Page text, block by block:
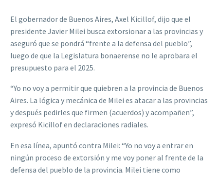
El gobernador de Buenos Aires, Axel Kicillof, dijo que el
presidente Javier Milei busca extorsionar a las provincias y
aseguró que se pondrá “frente a la defensa del pueblo”,
luego de que la Legislatura bonaerense no le aprobara el
presupuesto para el 2025.
“Yo no voy a permitir que quiebren a la provincia de Buenos
Aires. La lógica y mecánica de Milei es atacar a las provincias
y después pedirles que firmen (acuerdos) y acompañen”,
expresó Kicillof en declaraciones radiales.
En esa línea, apuntó contra Milei: “Yo no voy a entrar en
ningún proceso de extorsión y me voy poner al frente de la
defensa del pueblo de la provincia. Milei tiene como